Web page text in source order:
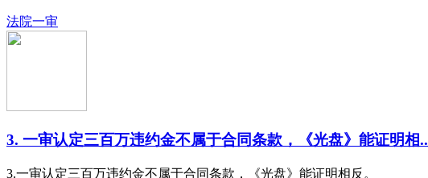
法院一审
3. 一审认定三百万违约金不属于合同条款，《光盘》能证明相..
3.一审认定三百万违约金不属于合同条款，《光盘》能证明相反。